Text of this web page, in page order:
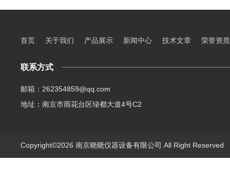
首页 关于我们 产品展示 新闻中心 技术文章 荣誉资质
联系方式
邮箱：262354859@qq.com
地址：南京市雨花台区绿都大道4号C2
Copyright©2026 南京晓晓仪器设备有限公司 All Right